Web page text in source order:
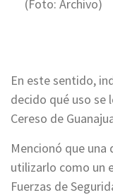
(Foto: Archivo)
En este sentido,
decido qué uso se
Cereso de
Mencionó que una
utilizarlo como un
Fuerzas de